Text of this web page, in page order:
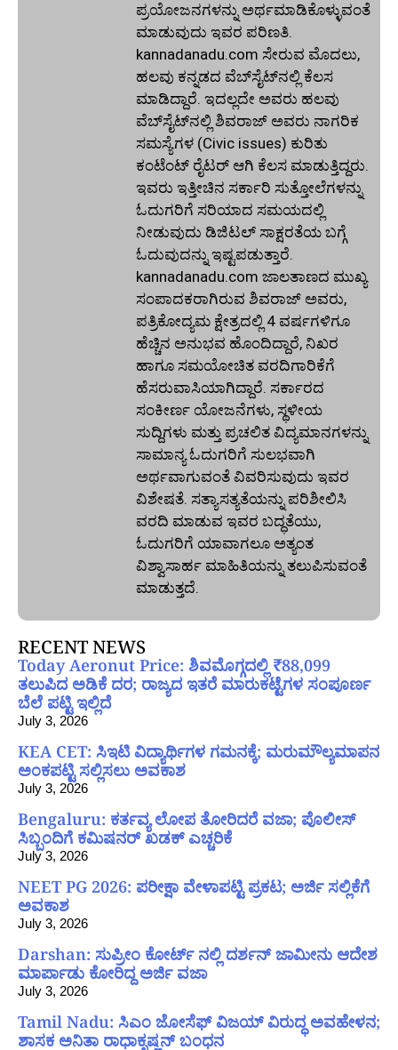
ಪ್ರಯೋಜನಗಳನ್ನು ಅರ್ಥಮಾಡಿಕೊಳ್ಳುವಂತೆ
ಮಾಡುವುದು ಇವರ ಪರಿಣತಿ.
kannadanadu.com ಸೇರುವ ಮೊದಲು,
ಹಲವು ಕನ್ನಡದ ವೆಬ್‌ಸೈಟ್‌ನಲ್ಲಿ ಕೆಲಸ
ಮಾಡಿದ್ದಾರೆ. ಇದಲ್ಲದೇ ಅವರು ಹಲವು
ವೆಬ್‌ಸೈಟ್‌ನಲ್ಲಿ ಶಿವರಾಜ್ ಅವರು ನಾಗರಿಕ
ಸಮಸ್ಯೆಗಳ (Civic issues) ಕುರಿತು
ಕಂಟೆಂಟ್ ರೈಟರ್ ಆಗಿ ಕೆಲಸ ಮಾಡುತ್ತಿದ್ದರು.
ಇವರು ಇತ್ತೀಚಿನ ಸರ್ಕಾರಿ ಸುತ್ತೋಲೆಗಳನ್ನು
ಓದುಗರಿಗೆ ಸರಿಯಾದ ಸಮಯದಲ್ಲಿ
ನೀಡುವುದು ಡಿಜಿಟಲ್ ಸಾಕ್ಷರತೆಯ ಬಗ್ಗೆ
ಓದುವುದನ್ನು ಇಷ್ಟಪಡುತ್ತಾರೆ.
kannadanadu.com ಜಾಲತಾಣದ ಮುಖ್ಯ
ಸಂಪಾದಕರಾಗಿರುವ ಶಿವರಾಜ್ ಅವರು,
ಪತ್ರಿಕೋದ್ಯಮ ಕ್ಷೇತ್ರದಲ್ಲಿ 4 ವರ್ಷಗಳಿಗೂ
ಹೆಚ್ಚಿನ ಅನುಭವ ಹೊಂದಿದ್ದಾರೆ, ನಿಖರ
ಹಾಗೂ ಸಮಯೋಚಿತ ವರದಿಗಾರಿಕೆಗೆ
ಹೆಸರುವಾಸಿಯಾಗಿದ್ದಾರೆ. ಸರ್ಕಾರದ
ಸಂಕೀರ್ಣ ಯೋಜನೆಗಳು, ಸ್ಥಳೀಯ
ಸುದ್ದಿಗಳು ಮತ್ತು ಪ್ರಚಲಿತ ವಿದ್ಯಮಾನಗಳನ್ನು
ಸಾಮಾನ್ಯ ಓದುಗರಿಗೆ ಸುಲಭವಾಗಿ
ಅರ್ಥವಾಗುವಂತೆ ವಿವರಿಸುವುದು ಇವರ
ವಿಶೇಷತೆ. ಸತ್ಯಾಸತ್ಯತೆಯನ್ನು ಪರಿಶೀಲಿಸಿ
ವರದಿ ಮಾಡುವ ಇವರ ಬದ್ಧತೆಯು,
ಓದುಗರಿಗೆ ಯಾವಾಗಲೂ ಅತ್ಯಂತ
ವಿಶ್ವಾಸಾರ್ಹ ಮಾಹಿತಿಯನ್ನು ತಲುಪಿಸುವಂತೆ
ಮಾಡುತ್ತದೆ.
RECENT NEWS
Today Aeronut Price: ಶಿವಮೊಗ್ಗದಲ್ಲಿ ₹88,099
ತಲುಪಿದ ಅಡಿಕೆ ದರ; ರಾಜ್ಯದ ಇತರೆ ಮಾರುಕಟ್ಟೆಗಳ ಸಂಪೂರ್ಣ
ಬೆಲೆ ಪಟ್ಟಿ ಇಲ್ಲಿದೆ
July 3, 2026
KEA CET: ಸಿಇಟಿ ವಿದ್ಯಾರ್ಥಿಗಳ ಗಮನಕ್ಕೆ; ಮರುಮೌಲ್ಯಮಾಪನ
ಅಂಕಪಟ್ಟಿ ಸಲ್ಲಿಸಲು ಅವಕಾಶ
July 3, 2026
Bengaluru: ಕರ್ತವ್ಯ ಲೋಪ ತೋರಿದರೆ ವಜಾ; ಪೊಲೀಸ್
ಸಿಬ್ಬಂದಿಗೆ ಕಮಿಷನರ್ ಖಡಕ್ ಎಚ್ಚರಿಕೆ
July 3, 2026
NEET PG 2026: ಪರೀಕ್ಷಾ ವೇಳಾಪಟ್ಟಿ ಪ್ರಕಟ; ಅರ್ಜಿ ಸಲ್ಲಿಕೆಗೆ
ಅವಕಾಶ
July 3, 2026
Darshan: ಸುಪ್ರೀಂ ಕೋರ್ಟ್ ನಲ್ಲಿ ದರ್ಶನ್ ಜಾಮೀನು ಆದೇಶ
ಮಾರ್ಪಾಡು ಕೋರಿದ್ದ ಅರ್ಜಿ ವಜಾ
July 3, 2026
Tamil Nadu: ಸಿಎಂ ಜೋಸೆಫ್ ವಿಜಯ್ ವಿರುದ್ಧ ಅವಹೇಳನ;
ಶಾಸಕ ಅನಿತಾ ರಾಧಾಕೃಷ್ಣನ್ ಬಂಧನ